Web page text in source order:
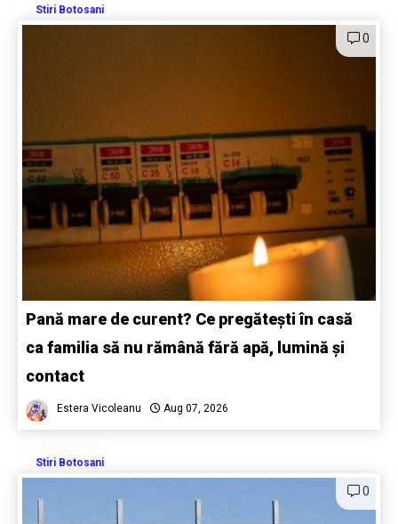
Stiri Botosani
0
Pană mare de curent? Ce pregătești în casă
ca familia să nu rămână fără apă, lumină și
contact
Estera Vicoleanu Aug 07, 2026
Stiri Botosani
0